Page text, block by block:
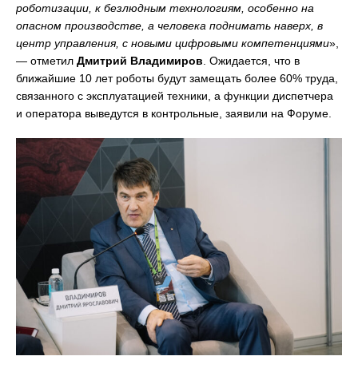
роботизации, к безлюдным технологиям, особенно на
опасном производстве, а человека поднимать наверх, в
центр управления, с новыми цифровыми компетенциями»,
— отметил Дмитрий Владимиров . Ожидается, что в
ближайшие 10 лет роботы будут замещать более 60% труда,
связанного с эксплуатацией техники, а функции диспетчера
и оператора выведутся в контрольные, заявили на Форуме.